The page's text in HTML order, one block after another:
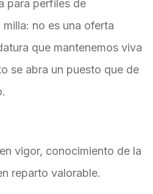
para perfiles de
no es una oferta
que mantenemos viva
se abra un puesto que de
vigor, conocimiento de la
reparto valorable.